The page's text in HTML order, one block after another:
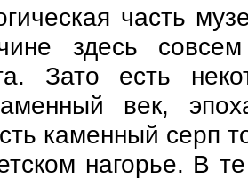
часть
здесь
Зато есть
век,
каменный серп
нагорье. В